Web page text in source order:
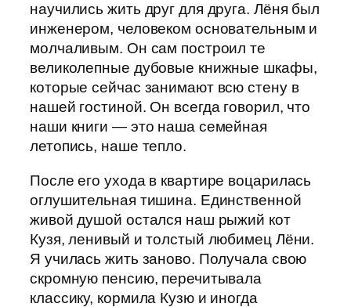
научились жить друг для друга. Лёня был
инженером, человеком основательным и
молчаливым. Он сам построил те
великолепные дубовые книжные шкафы,
которые сейчас занимают всю стену в
нашей гостиной. Он всегда говорил, что
наши книги — это наша семейная
летопись, наше тепло.
После его ухода в квартире воцарилась
оглушительная тишина. Единственной
живой душой остался наш рыжий кот
Кузя, ленивый и толстый любимец Лёни.
Я училась жить заново. Получала свою
скромную пенсию, перечитывала
классику, кормила Кузю и иногда